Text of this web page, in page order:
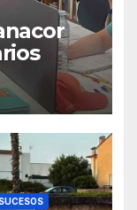
SUCESOS